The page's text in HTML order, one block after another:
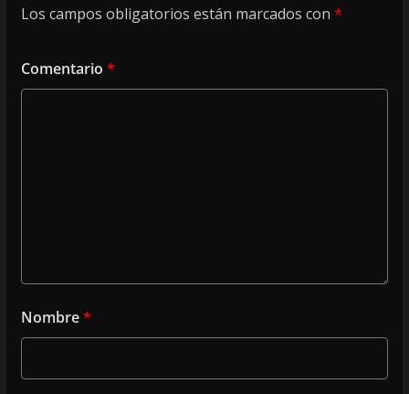
Los campos obligatorios están marcados con *
Comentario *
Nombre*